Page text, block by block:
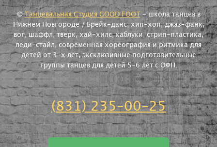
©Танцевальная Студия GOOD FOOT- школа танцев в
Нижнем Новгороде / Брейк-данс, хип-хоп, джаз-фанк,
вог, шаффл, тверк, хай-хилс, каблуки, стрип-пластика,
леди-стайл, современная хореография и ритмика для
детей от 3-х лет, эксклюзивные подготовительные
группы танцев для детей 5-6 лет с ОФП.
(831) 235-00-25